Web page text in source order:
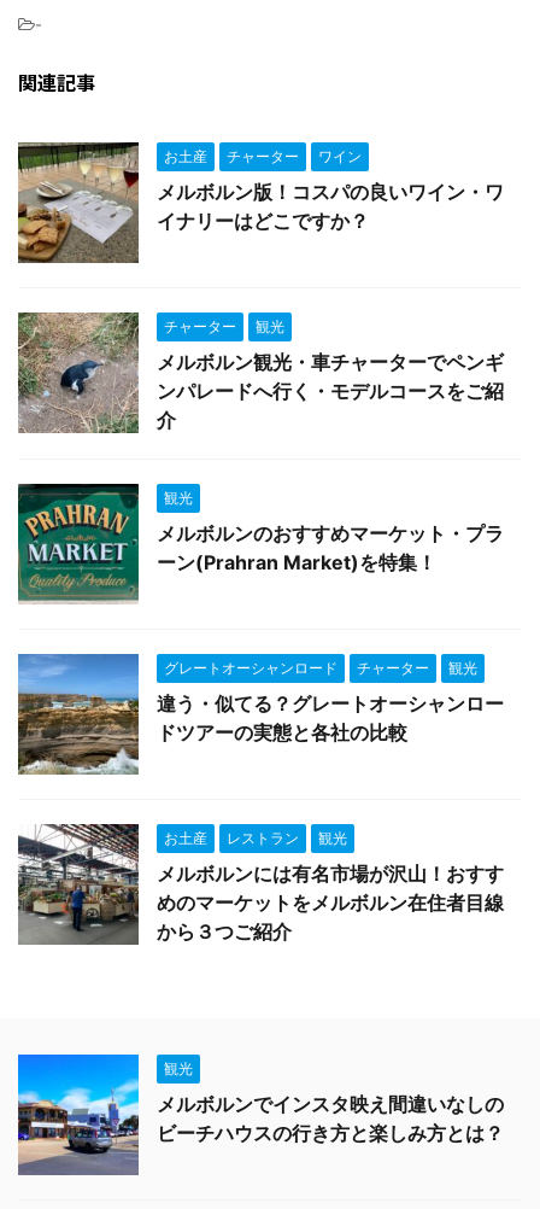
-
関連記事
お土産 チャーター ワイン
メルボルン版！コスパの良いワイン・ワ
イナリーはどこですか？
チャーター 観光
メルボルン観光・車チャーターでペンギ
ンパレードへ行く・モデルコースをご紹
介
観光
メルボルンのおすすめマーケット・プラ
ーン(Prahran Market)を特集！
グレートオーシャンロード チャーター 観光
違う・似てる？グレートオーシャンロー
ドツアーの実態と各社の比較
お土産 レストラン 観光
メルボルンには有名市場が沢山！おすす
めのマーケットをメルボルン在住者目線
から３つご紹介
観光
メルボルンでインスタ映え間違いなしの
ビーチハウスの行き方と楽しみ方とは？